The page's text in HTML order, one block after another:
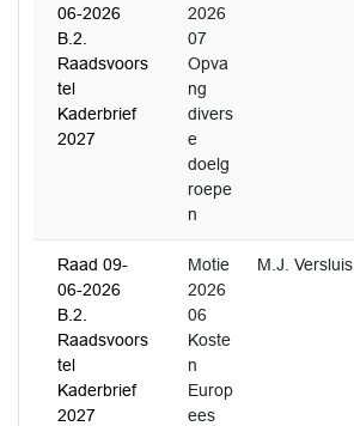
06-2026
B.2.
Raadsvoors
tel
Kaderbrief
2027
2026
07
Opva
ng
divers
e
doelg
roepe
n
Raad 09-
06-2026
B.2.
Raadsvoors
tel
Kaderbrief
2027
Motie
2026
06
Koste
n
Europ
ees
M.J. Versluis